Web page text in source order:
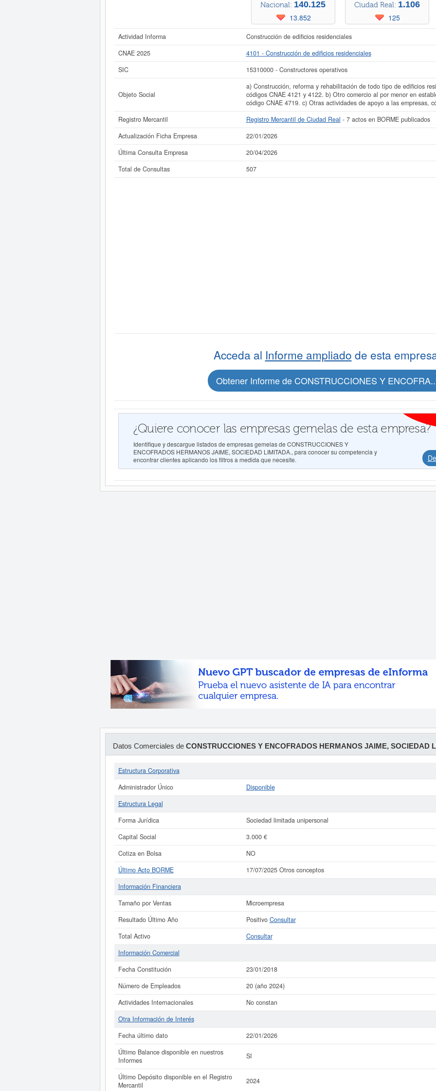
Nacional: 140.125
13.852
Ciudad Real: 1.106
125
Actividad Informa
Construcción de edificios residenciales
CNAE 2025
4101 - Construcción de edificios residenciales
SIC
15310000 - Constructores operativos
Objeto Social
a) Construcción, reforma y rehabilitación de todo tipo de edificios
códigos CNAE 4121 y 4122. b) Otro comercio al por menor en
código CNAE 4719. c) Otras actividades de apoyo a las empresas,
Registro Mercantil
Registro Mercantil de Ciudad Real - 7 actos en BORME publicados
Actualización Ficha Empresa
22/01/2026
Última Consulta Empresa
20/04/2026
Total de Consultas
507
Acceda al Informe ampliado de esta
Obtener Informe de CONSTRUCCIONES Y
¿Quiere conocer las empresas gemelas de esta empresa?
Identifique y descargue listados de empresas gemelas de CONSTRUCCIONES Y
ENCOFRADOS HERMANOS JAIME, SOCIEDAD LIMITADA., para conocer su competencia y
encontrar clientes aplicando los filtros a medida que necesite.
Datos Comerciales de CONSTRUCCIONES Y ENCOFRADOS HERMANOS JAIME, SOCIEDAD
Estructura Corporativa
Administrador Único
Disponible
Estructura Legal
Forma Jurídica
Sociedad limitada unipersonal
Capital Social
3.000 €
Cotiza en Bolsa
NO
Último Acto BORME
17/07/2025 Otros conceptos
Información Financiera
Tamaño por Ventas
Microempresa
Resultado Último Año
Positivo Consultar
Total Activo
Consultar
Información Comercial
Fecha Constitución
23/01/2018
Número de Empleados
20 (año 2024)
Actividades Internacionales
No constan
Otra Información de Interés
Fecha último dato
22/01/2026
Último Balance disponible en nuestros
Informes
SI
Último Depósito disponible en el Registro
Mercantil
2024